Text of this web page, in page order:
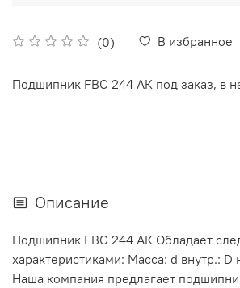
(0) В избранное
Подшипник FBC 244 АК под заказ, в
Описание
Подшипник FBC 244 АК Обладает
характеристиками: Масса: d внутр.:
Наша компания предлагает